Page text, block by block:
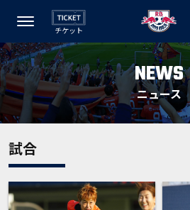
チケット
NEWS
ニュース
試合